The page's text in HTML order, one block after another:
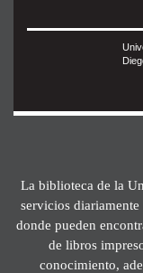
La biblioteca de la
servicios diariamente
donde pueden
de libros
conocimiento,